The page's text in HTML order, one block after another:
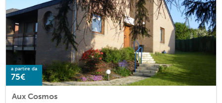
a partire da
75€
Aux Cosmos